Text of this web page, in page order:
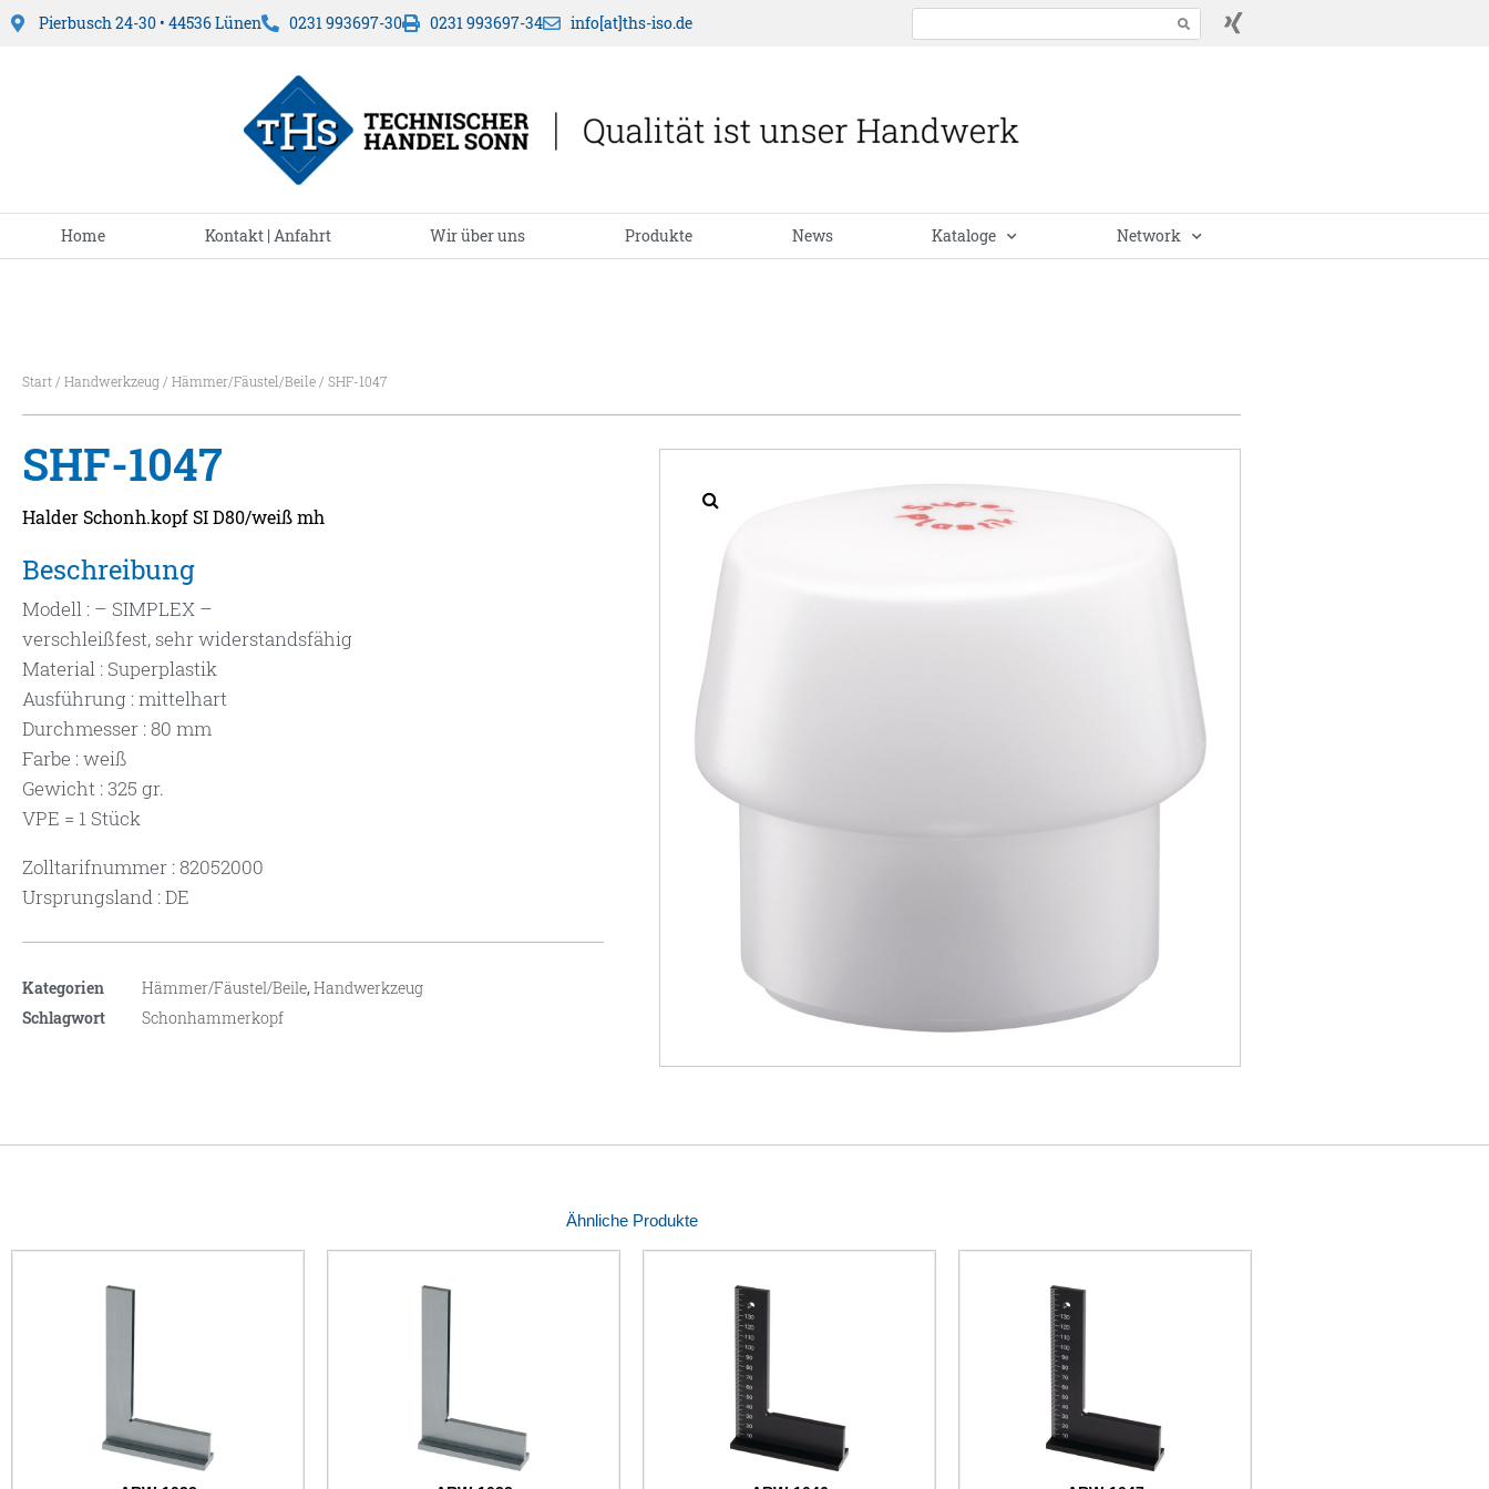
Pierbusch 24-30 • 44536 Lünen 0231 993697-30 0231 993697-34 info[at]ths-iso.de
Home Kontakt | Anfahrt Wir über uns Produkte News Kataloge Network
Start / Handwerkzeug / Hämmer/Fäustel/Beile / SHF-1047
SHF-1047
Halder Schonh.kopf SI D80/weiß mh
Beschreibung
Modell : – SIMPLEX –
verschleißfest, sehr widerstandsfähig
Material : Superplastik
Ausführung : mittelhart
Durchmesser : 80 mm
Farbe : weiß
Gewicht : 325 gr.
VPE = 1 Stück
Zolltarifnummer : 82052000
Ursprungsland : DE
Kategorien Hämmer/Fäustel/Beile,Handwerkzeug
Schlagwort
Schonhammerkopf
Ähnliche Produkte